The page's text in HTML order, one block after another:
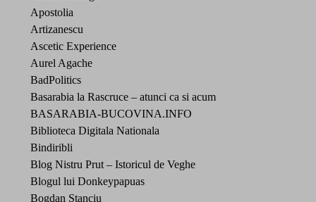
Apostolia
Artizanescu
Ascetic Experience
Aurel Agache
BadPolitics
Basarabia la Rascruce – atunci ca si acum
BASARABIA-BUCOVINA.INFO
Biblioteca Digitala Nationala
Bindiribli
Blog Nistru Prut – Istoricul de Veghe
Blogul lui Donkeypapuas
Bogdan Stanciu